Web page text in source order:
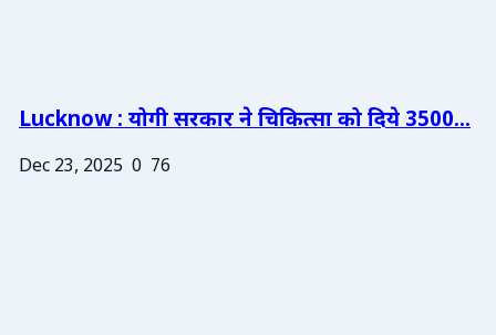
Lucknow : योगी सरकार ने चिकित्सा को दिये 3500...
Dec 23, 2025 0 76